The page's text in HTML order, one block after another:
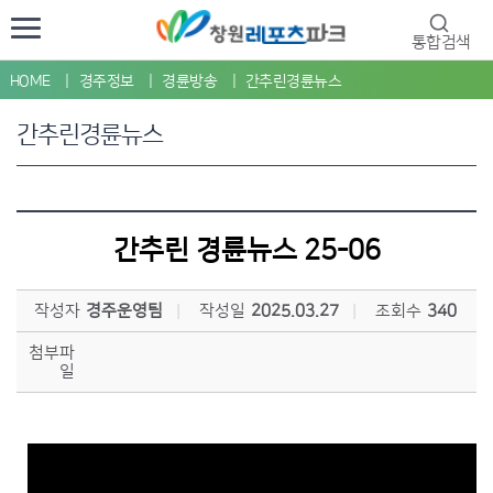
통합검색
HOME 경주정보 경륜방송 간추린경륜뉴스
간추린경륜뉴스
간추린 경륜뉴스 25-06
작성자 경주운영팀 작성일 2025.03.27 조회수 340
첨부파
일